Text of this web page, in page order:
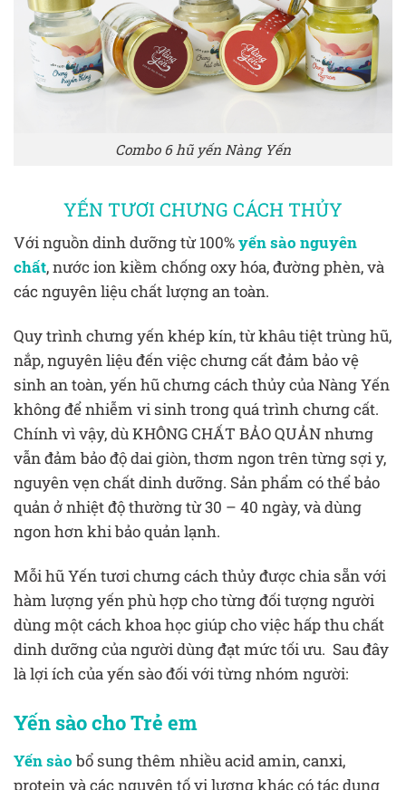
Combo 6 hũ yến Nàng Yến
YẾN TƯƠI CHƯNG CÁCH THỦY
Với nguồn dinh dưỡng từ 100%yến sào nguyên
chất, nước ion kiềm chống oxy hóa, đường phèn, và
các nguyên liệu chất lượng an toàn.
Quy trình chưng yến khép kín, từ khâu tiệt trùng hũ,
nắp, nguyên liệu đến việc chưng cất đảm bảo vệ
sinh an toàn, yến hũ chưng cách thủy của Nàng Yến
không để nhiễm vi sinh trong quá trình chưng cất.
Chính vì vậy, dù KHÔNG CHẤT BẢO QUẢN nhưng
vẫn đảm bảo độ dai giòn, thơm ngon trên từng sợi y,
nguyên vẹn chất dinh dưỡng. Sản phẩm có thể bảo
quản ở nhiệt độ thường từ 30 – 40 ngày, và dùng
ngon hơn khi bảo quản lạnh.
Mỗi hũ Yến tươi chưng cách thủy được chia sẵn với
hàm lượng yến phù hợp cho từng đối tượng người
dùng một cách khoa học giúp cho việc hấp thu chất
dinh dưỡng của người dùng đạt mức tối ưu. Sau đây
là lợi ích của yến sào đối với từng nhóm người:
Yến sào cho Trẻ em
Yến sàobổ sung thêm nhiều acid amin, canxi,
protein và các nguyên tố vi lượng khác có tác dụng